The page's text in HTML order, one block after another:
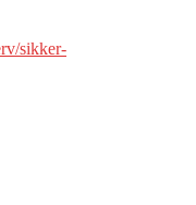
sikker-